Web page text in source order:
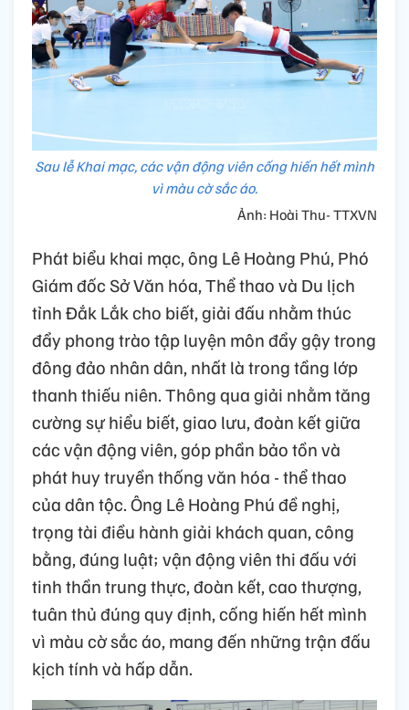
Sau lễ Khai mạc, các vận động viên cống hiến hết mình
vì màu cờ sắc áo.
Ảnh: Hoài Thu- TTXVN
Phát biểu khai mạc, ông Lê Hoàng Phú, Phó
Giám đốc Sở Văn hóa, Thể thao và Du lịch
tỉnh Đắk Lắk cho biết, giải đấu nhằm thúc
đẩy phong trào tập luyện môn đẩy gậy trong
đông đảo nhân dân, nhất là trong tầng lớp
thanh thiếu niên. Thông qua giải nhằm tăng
cường sự hiểu biết, giao lưu, đoàn kết giữa
các vận động viên, góp phần bảo tồn và
phát huy truyền thống văn hóa - thể thao
của dân tộc. Ông Lê Hoàng Phú đề nghị,
trọng tài điều hành giải khách quan, công
bằng, đúng luật; vận động viên thi đấu với
tinh thần trung thực, đoàn kết, cao thượng,
tuân thủ đúng quy định, cống hiến hết mình
vì màu cờ sắc áo, mang đến những trận đấu
kịch tính và hấp dẫn.